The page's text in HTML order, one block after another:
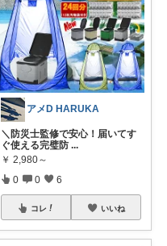
アメD HARUKA
＼防災士監修で安心！届いてす
ぐ使える完璧防 ...
￥ 2,980～
0 0 6
コレ いいね